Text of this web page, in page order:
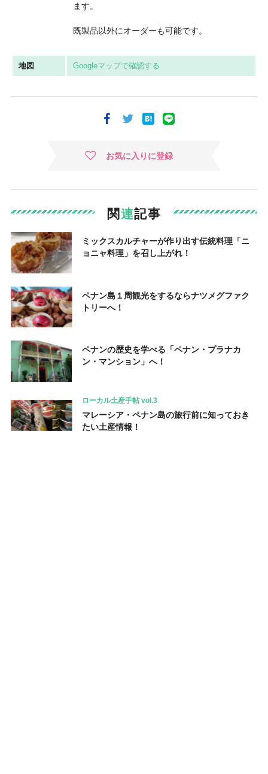
ます。
既製品以外にオーダーも可能です。
地図 Googleマップで確認する
お気に入りに登録
関連記事
ミックスカルチャーが作り出す伝統料理「ニ
ョニャ料理」を召し上がれ！
ペナン島１周観光をするならナツメグファク
トリーへ！
ペナンの歴史を学べる「ペナン・プラナカ
ン・マンション」へ！
ローカル土産手帖 vol.3
マレーシア・ペナン島の旅行前に知っておき
たい土産情報！